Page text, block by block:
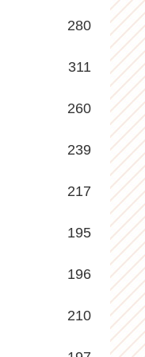
280
311
260
239
217
195
196
210